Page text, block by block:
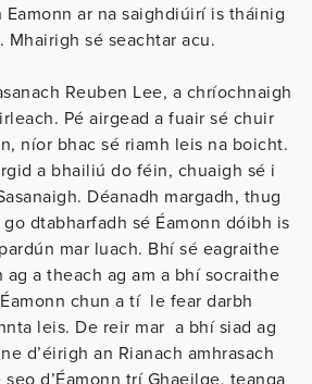
Eamonn ar na saighdiúirí is tháinig
Mhairigh sé seachtar acu.
Reuben Lee, a chríochnaigh
Pé airgead a fuair sé chuir
níor bhac sé riamh leis na boicht.
a bhailiú do féin, chuaigh sé i
Déanadh margadh, thug
dtabharfadh sé Éamonn dóibh is
mar luach. Bhí sé eagraithe
ag a theach ag am a bhí socraithe
chun a tí le fear darbh
leis. De reir mar a bhí siad ag
d’éirigh an Rianach amhrasach
d’Éamonn trí Ghaeilge, teanga